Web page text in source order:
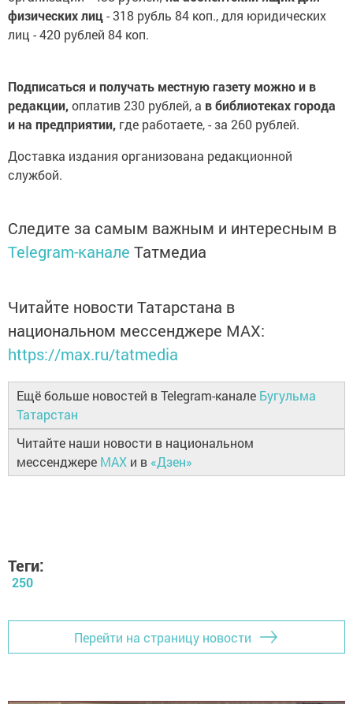
физических лиц- 318 рубль 84 коп., для юридических
лиц - 420 рублей 84 коп.
Подписаться и получать местную газету можно и в
редакции,оплатив 230 рублей, а в библиотеках города
и на предприятии, где работаете, - за 260 рублей.
Доставка издания организована редакционной
службой.
Следите за самым важным и интересным в
Telegram-канале Татмедиа
Читайте новости Татарстана в
национальном мессенджере MАХ:
https://max.ru/tatmedia
Ещё больше новостей в Telegram-канале Бугульма
Татарстан
Читайте наши новости в национальном
мессенджере MAX и в «Дзен»
Теги:
250
Перейти на страницу новости